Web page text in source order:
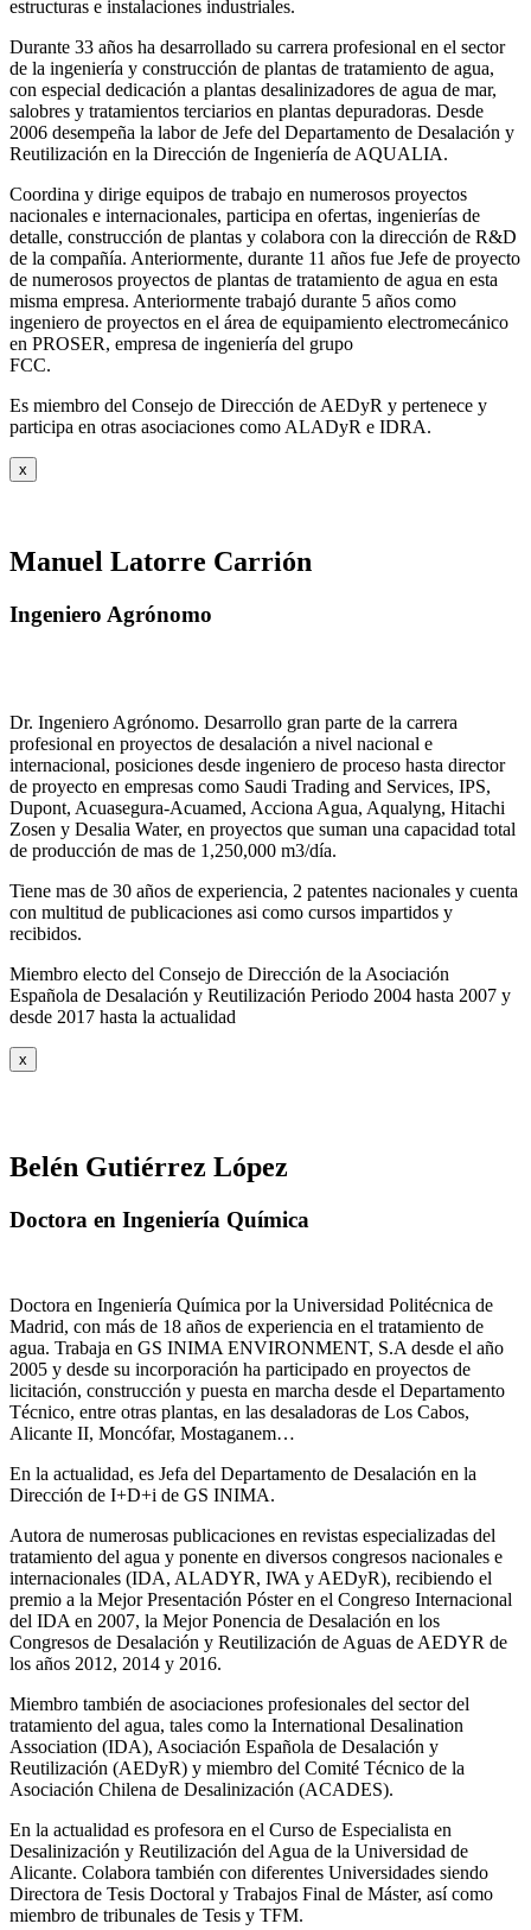
estructuras e instalaciones industriales.
Durante 33 años ha desarrollado su carrera profesional en el sector
de la ingeniería y construcción de plantas de tratamiento de agua,
con especial dedicación a plantas desalinizadores de agua de mar,
salobres y tratamientos terciarios en plantas depuradoras. Desde
2006 desempeña la labor de Jefe del Departamento de Desalación y
Reutilización en la Dirección de Ingeniería de AQUALIA.
Coordina y dirige equipos de trabajo en numerosos proyectos
nacionales e internacionales, participa en ofertas, ingenierías de
detalle, construcción de plantas y colabora con la dirección de R&D
de la compañía. Anteriormente, durante 11 años fue Jefe de proyecto
de numerosos proyectos de plantas de tratamiento de agua en esta
misma empresa. Anteriormente trabajó durante 5 años como
ingeniero de proyectos en el área de equipamiento electromecánico
en PROSER, empresa de ingeniería del grupo
FCC.
Es miembro del Consejo de Dirección de AEDyR y pertenece y
participa en otras asociaciones como ALADyR e IDRA.
x
Manuel Latorre Carrión
Ingeniero Agrónomo
Dr. Ingeniero Agrónomo. Desarrollo gran parte de la carrera
profesional en proyectos de desalación a nivel nacional e
internacional, posiciones desde ingeniero de proceso hasta director
de proyecto en empresas como Saudi Trading and Services, IPS,
Dupont, Acuasegura-Acuamed, Acciona Agua, Aqualyng, Hitachi
Zosen y Desalia Water, en proyectos que suman una capacidad total
de producción de mas de 1,250,000 m3/día.
Tiene mas de 30 años de experiencia, 2 patentes nacionales y cuenta
con multitud de publicaciones asi como cursos impartidos y
recibidos.
Miembro electo del Consejo de Dirección de la Asociación
Española de Desalación y Reutilización Periodo 2004 hasta 2007 y
desde 2017 hasta la actualidad
x
Belén Gutiérrez López
Doctora en Ingeniería Química
Doctora en Ingeniería Química por la Universidad Politécnica de
Madrid, con más de 18 años de experiencia en el tratamiento de
agua. Trabaja en GS INIMA ENVIRONMENT, S.A desde el año
2005 y desde su incorporación ha participado en proyectos de
licitación, construcción y puesta en marcha desde el Departamento
Técnico, entre otras plantas, en las desaladoras de Los Cabos,
Alicante II, Moncófar, Mostaganem…
En la actualidad, es Jefa del Departamento de Desalación en la
Dirección de I+D+i de GS INIMA.
Autora de numerosas publicaciones en revistas especializadas del
tratamiento del agua y ponente en diversos congresos nacionales e
internacionales (IDA, ALADYR, IWA y AEDyR), recibiendo el
premio a la Mejor Presentación Póster en el Congreso Internacional
del IDA en 2007, la Mejor Ponencia de Desalación en los
Congresos de Desalación y Reutilización de Aguas de AEDYR de
los años 2012, 2014 y 2016.
Miembro también de asociaciones profesionales del sector del
tratamiento del agua, tales como la International Desalination
Association (IDA), Asociación Española de Desalación y
Reutilización (AEDyR) y miembro del Comité Técnico de la
Asociación Chilena de Desalinización (ACADES).
En la actualidad es profesora en el Curso de Especialista en
Desalinización y Reutilización del Agua de la Universidad de
Alicante. Colabora también con diferentes Universidades siendo
Directora de Tesis Doctoral y Trabajos Final de Máster, así como
miembro de tribunales de Tesis y TFM.